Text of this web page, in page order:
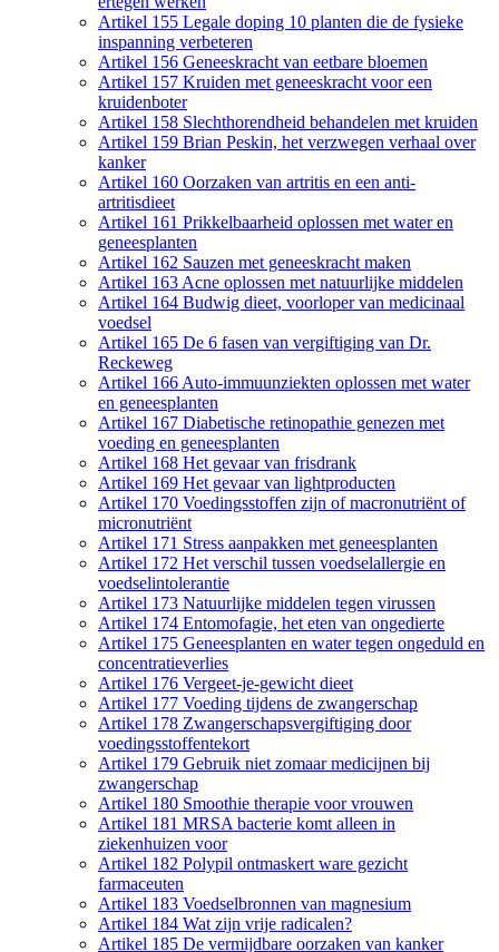
Artikel 155 Legale doping 10 planten die de fysieke
inspanning verbeteren
Artikel 156 Geneeskracht van eetbare bloemen
Artikel 157 Kruiden met geneeskracht voor een
kruidenboter
Artikel 158 Slechthorendheid behandelen met kruiden
Artikel 159 Brian Peskin, het verzwegen verhaal over
kanker
Artikel 160 Oorzaken van artritis en een anti-
artritisdieet
Artikel 161 Prikkelbaarheid oplossen met water en
geneesplanten
Artikel 162 Sauzen met geneeskracht maken
Artikel 163 Acne oplossen met natuurlijke middelen
Artikel 164 Budwig dieet, voorloper van medicinaal
voedsel
Artikel 165 De 6 fasen van vergiftiging van Dr.
Reckeweg
Artikel 166 Auto-immuunziekten oplossen met water
en geneesplanten
Artikel 167 Diabetische retinopathie genezen met
voeding en geneesplanten
Artikel 168 Het gevaar van frisdrank
Artikel 169 Het gevaar van lightproducten
Artikel 170 Voedingsstoffen zijn of macronutriënt of
micronutriënt
Artikel 171 Stress aanpakken met geneesplanten
Artikel 172 Het verschil tussen voedselallergie en
voedselintolerantie
Artikel 173 Natuurlijke middelen tegen virussen
Artikel 174 Entomofagie, het eten van ongedierte
Artikel 175 Geneesplanten en water tegen ongeduld en
concentratieverlies
Artikel 176 Vergeet-je-gewicht dieet
Artikel 177 Voeding tijdens de zwangerschap
Artikel 178 Zwangerschapsvergiftiging door
voedingsstoffentekort
Artikel 179 Gebruik niet zomaar medicijnen bij
zwangerschap
Artikel 180 Smoothie therapie voor vrouwen
Artikel 181 MRSA bacterie komt alleen in
ziekenhuizen voor
Artikel 182 Polypil ontmaskert ware gezicht
farmaceuten
Artikel 183 Voedselbronnen van magnesium
Artikel 184 Wat zijn vrije radicalen?
Artikel 185 De vermijdbare oorzaken van kanker